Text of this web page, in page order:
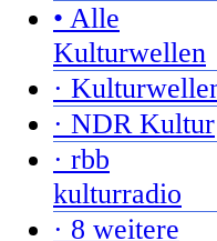
• Alle
Kulturwellen
·
· NDR Kultur
· rbb
kulturradio
· 8 weitere